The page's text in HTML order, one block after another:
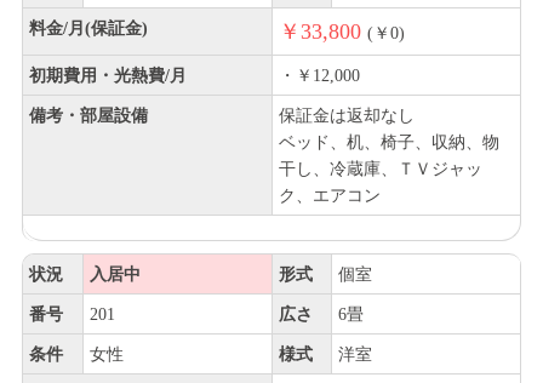
料金/月(保証金) ￥33,800 (￥0)
初期費用・光熱費/月 ・￥12,000
備考・部屋設備
保証金は返却なし
ベッド、机、椅子、収納、物
干し、冷蔵庫、ＴＶジャッ
ク、エアコン
状況 入居中 形式 個室
番号 201 広さ 6畳
条件 女性 様式 洋室